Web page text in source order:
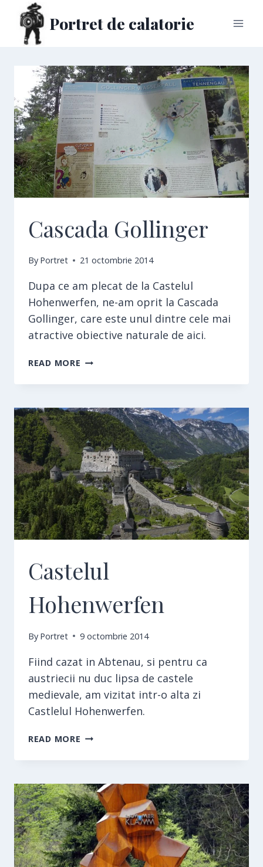
content
Portret de calatorie
Cascada Gollinger
By Portret 21 octombrie 2014
Dupa ce am plecat de la Castelul
Hohenwerfen, ne-am oprit la Cascada
Gollinger, care este unul dintre cele mai
atractive obiective naturale de aici.
READ MORE CASCADA
Castelul
Hohenwerfen
By Portret 9 octombrie 2014
Fiind cazat in Abtenau, si pentru ca
austriecii nu duc lipsa de castele
medievale, am vizitat intr-o alta zi
Castlelul Hohenwerfen.
READ MORE CASTELUL